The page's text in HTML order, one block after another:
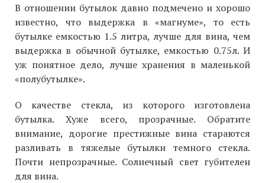
В отношении бутылок давно подмечено и хорошо
известно, что выдержка в «магнуме», то есть
бутылке емкостью 1.5 литра, лучше для вина, чем
выдержка в обычной бутылке, емкостью 0.75л. И
уж понятное дело, лучше хранения в маленькой
«полубутылке».
О качестве стекла, из которого изготовлена
бутылка. Хуже всего, прозрачные. Обратите
внимание, дорогие престижные вина стараются
разливать в тяжелые бутылки темного стекла.
Почти непрозрачные. Солнечный свет губителен
для вина.